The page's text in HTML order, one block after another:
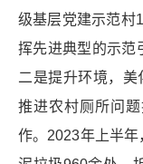
级基层党建示范村
挥先进典型的示范
二是提升环境，美
推进农村厕所问
作。2023年上半